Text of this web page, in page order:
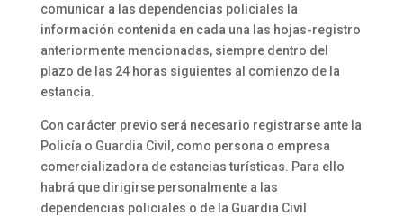
comunicar a las dependencias policiales la
información contenida en cada una las hojas-registro
anteriormente mencionadas, siempre dentro del
plazo de las 24 horas siguientes al comienzo de la
estancia.
Con carácter previo será necesario registrarse ante la
Policía o Guardia Civil, como persona o empresa
comercializadora de estancias turísticas. Para ello
habrá que dirigirse personalmente a las
dependencias policiales o de la Guardia Civil